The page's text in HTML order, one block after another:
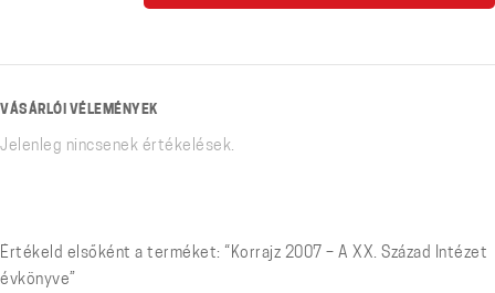
VÁSÁRLÓI VÉLEMÉNYEK
Jelenleg nincsenek értékelések.
Értékeld elsőként a terméket: “Korrajz 2007 – A XX. Század Intézet
évkönyve”